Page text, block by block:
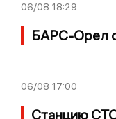
06/08 18:29
БАРС-Орел
06/08 17:00
Станцию